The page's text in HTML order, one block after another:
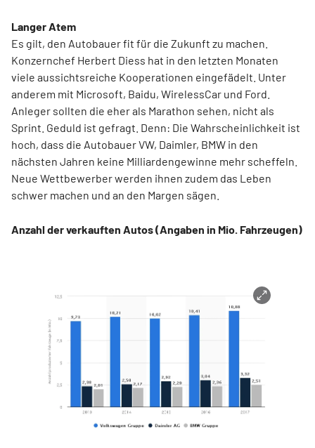
Langer Atem
Es gilt, den Autobauer fit für die Zukunft zu machen.
Konzernchef Herbert Diess hat in den letzten Monaten
viele aussichtsreiche Kooperationen eingefädelt. Unter
anderem mit Microsoft, Baidu, WirelessCar und Ford.
Anleger sollten die eher als Marathon sehen, nicht als
Sprint. Geduld ist gefragt. Denn: Die Wahrscheinlichkeit ist
hoch, dass die Autobauer VW, Daimler, BMW in den
nächsten Jahren keine Milliardengewinne mehr scheffeln.
Neue Wettbewerber werden ihnen zudem das Leben
schwer machen und an den Margen sägen.
Anzahl der verkauften Autos (Angaben in Mio. Fahrzeugen)